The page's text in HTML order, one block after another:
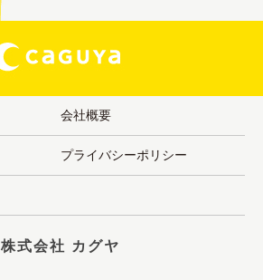
会社概要
プライバシーポリシー
株式会社 カグヤ